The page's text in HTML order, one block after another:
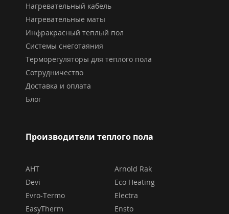
Нагревательный кабель
Нагревательные маты
Инфракрасный теплый пол
Системы снеготаяния
Терморегуляторы для теплого пола
Сотрудничество
Доставка и оплата
Блог
Производители теплого пола
AHT
Arnold Rak
Devi
Eco Heating
Evro-Termo
Electra
EasyTherm
Ensto